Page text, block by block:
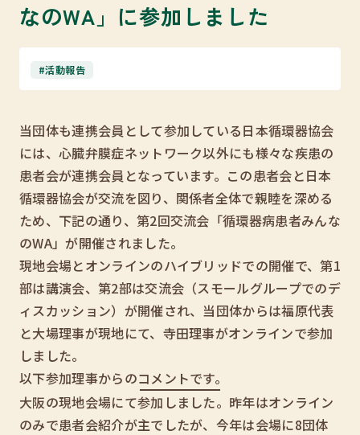
なのWA」に参加しました
#活動報告
当団体も連携会員として参加している日本循環器協会
には、心臓弁膜症ネットワーク以外にも様々な疾患の
患者会が連携会員となっています。この患者会と日本
循環器協会が交流を図り、関係者全体で親睦を深める
ため、下記の通り、第2回交流会「循環器病患者みんな
のWA」が開催されました。
現地会場とオンラインのハイブリッドでの開催で、第1
部は講演会、第2部は交流会（スモールグループでのデ
ィスカッション）が開催され、当団体からは福原代表
と大場理事が現地にて、寺田理事がオンラインで参加
しました。
以下参加理事からのコメントです。
大阪の現地会場にて参加しました。昨年はオンライン
のみで患者会紹介が主でしたが、今年は会場に8団体